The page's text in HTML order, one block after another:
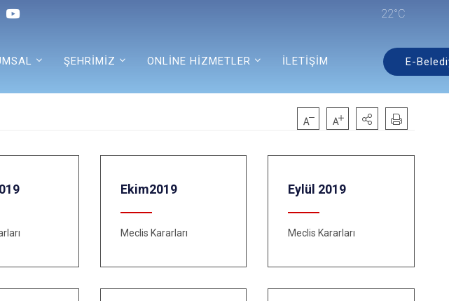
22°C
ŞEHRİMİZ ONLİNE HİZMETLER İLETİŞİM E-
Ekim2019
Meclis Kararları
Eylül 2019
Meclis Kararları